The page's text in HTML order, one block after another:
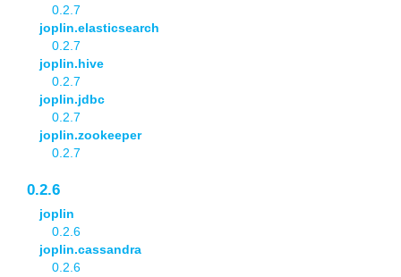
0.2.7
joplin.elasticsearch
0.2.7
joplin.hive
0.2.7
joplin.jdbc
0.2.7
joplin.zookeeper
0.2.7
0.2.6
joplin
0.2.6
joplin.cassandra
0.2.6